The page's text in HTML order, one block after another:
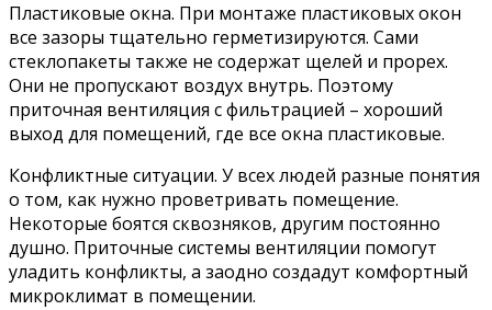
Пластиковые окна. При монтаже пластиковых окон
все зазоры тщательно герметизируются. Сами
стеклопакеты также не содержат щелей и прорех.
Они не пропускают воздух внутрь. Поэтому
приточная вентиляция с фильтрацией – хороший
выход для помещений, где все окна пластиковые.
Конфликтные ситуации. У всех людей разные понятия
о том, как нужно проветривать помещение.
Некоторые боятся сквозняков, другим постоянно
душно. Приточные системы вентиляции помогут
уладить конфликты, а заодно создадут комфортный
микроклимат в помещении.